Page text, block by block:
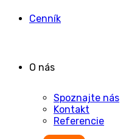
Cenník
O nás
Spoznajte nás
Kontakt
Referencie